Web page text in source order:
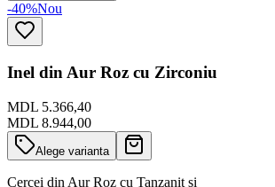
-40%Nou
Inel din Aur Roz cu Zirconiu
MDL 5.366,40
MDL 8.944,00
Alege varianta
Cercei din Aur Roz cu Tanzanit si